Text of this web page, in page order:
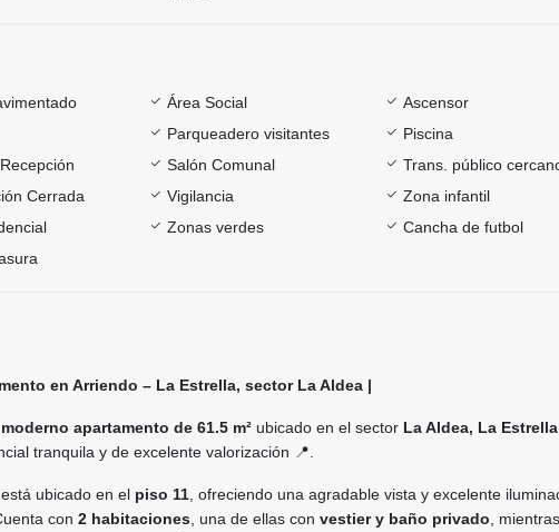
Área Social
Ascensor
Parqueadero visitantes
Piscina
Salón Comunal
Trans. público
Cerrada
Vigilancia
Zona infantil
Zonas verdes
Cancha de futbol
en Arriendo – La Estrella, sector La Aldea |
moderno apartamento de 61.5 m² ubicado en el sector La Aldea, La Estrella
tranquila y de excelente valorización 📍.
ubicado en el piso 11 , ofreciendo una agradable vista y excelente
con 2 habitaciones , una de ellas con vestier y baño privado ,